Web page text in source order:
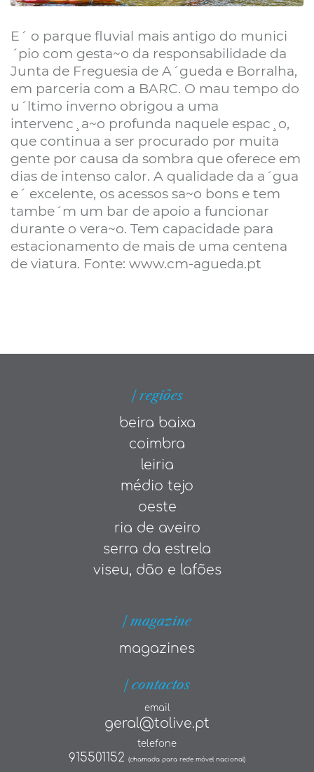
E´ o parque fluvial mais antigo do munici
´pio com gesta~o da responsabilidade da
Junta de Freguesia de A´gueda e Borralha,
em parceria com a BARC. O mau tempo do
u´ltimo inverno obrigou a uma
intervenc¸a~o profunda naquele espac¸o,
que continua a ser procurado por muita
gente por causa da sombra que oferece em
dias de intenso calor. A qualidade da a´gua
e´ excelente, os acessos sa~o bons e tem
tambe´m um bar de apoio a funcionar
durante o vera~o. Tem capacidade para
estacionamento de mais de uma centena
de viatura. Fonte: www.cm-agueda.pt
| regiões
beira baixa
coimbra
leiria
médio tejo
oeste
ria de aveiro
serra da estrela
viseu, dão e lafões
| magazine
magazines
| contactos
email
geral@tolive.pt
telefone
915501152 (chamada para rede móvel nacional)